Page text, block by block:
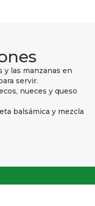
y las manzanas en
servir.
nueces y queso
balsámica y mezcla